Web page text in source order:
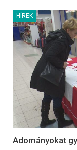
HÍREK
Adományokat